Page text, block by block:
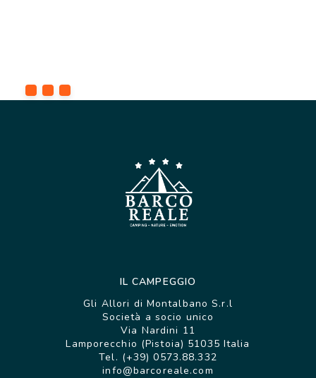
IL CAMPEGGIO
Gli Allori di Montalbano S.r.l
Società a socio unico
Via Nardini 11
Lamporecchio (Pistoia) 51035 Italia
Tel. (+39) 0573.88.332
info@barcoreale.com